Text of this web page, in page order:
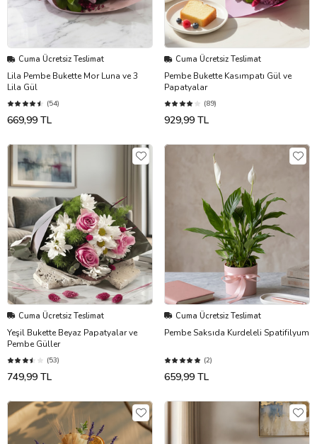
Cuma Ücretsiz Teslimat
Lila Pembe Bukette Mor Luna ve 3
Lila Gül
(54)
669,99 TL
Cuma Ücretsiz Teslimat
Pembe Bukette Kasımpatı Gül ve
Papatyalar
(89)
929,99 TL
Cuma Ücretsiz Teslimat
Yeşil Bukette Beyaz Papatyalar ve
Pembe Güller
(53)
749,99 TL
Cuma Ücretsiz Teslimat
Pembe Saksıda Kurdeleli Spatifilyum
(2)
659,99 TL